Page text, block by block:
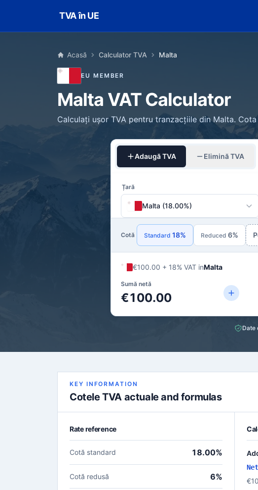
TVA în UE
Acasă Calculator TVA Malta
EU MEMBER
Malta VAT Calculator
Calculați ușor TVA pentru tranzacțiile din Malta.
Adaugă TVA Elimină TVA
Țară
Malta (18.00%)
Cotă Standard 18% Reduced 6%
€100.00 + 18% VAT inMalta
Sumă netă
€100.00
Date
KEY INFORMATION
Cotele TVA actuale and formulas
Rate reference
Cotă standard 18.00%
Cotă redusă 6%